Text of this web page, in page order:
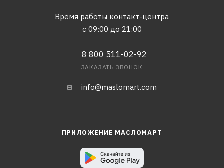
Время работы контакт-центра
с 09:00 до 21:00
8 800 511-02-92
ЗАКАЗАТЬ ЗВОНОК
info@maslomart.com
ПРИЛОЖЕНИЕ МАСЛОМАРТ